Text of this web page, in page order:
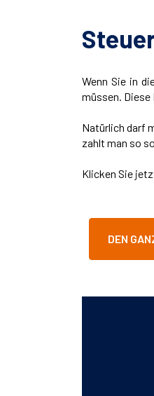
Wenn Sie in
müssen.
Natürlich darf
zahlt man so
Klicken Sie
DEN